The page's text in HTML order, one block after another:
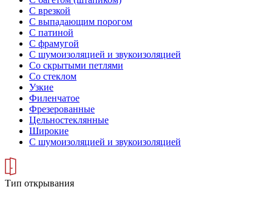
С врезкой
С выпадающим порогом
С патиной
С фрамугой
С шумоизоляцией и звукоизоляцией
Со скрытыми петлями
Со стеклом
Узкие
Филенчатое
Фрезерованные
Цельностеклянные
Широкие
С шумоизоляцией и звукоизоляцией
Тип открывания